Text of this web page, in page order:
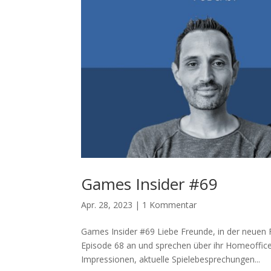
Games Insider #69
Apr. 28, 2023 | 1 Kommentar
Games Insider #69 Liebe Freunde, in der
Episode 68 an und sprechen über ihr
Impressionen, aktuelle Spielebesprechungen...